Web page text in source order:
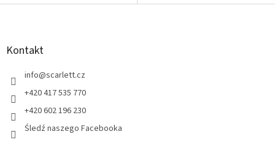
S
Kontakt
info@scarlett.cz
+420 417 535 770
+420 602 196 230
Śledź naszego Facebooka